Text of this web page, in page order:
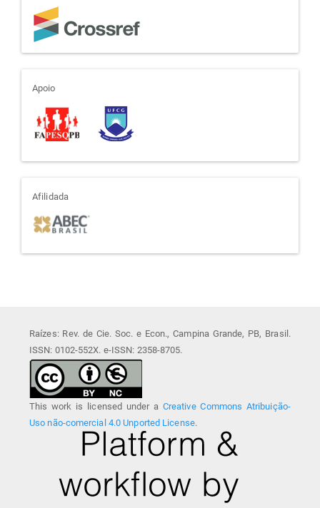
apoio
Apoio
afiliada
Afilidada
Raízes: Rev. de Cie. Soc. e Econ., Campina Grande, PB, Brasil.
ISSN: 0102-552X. e-ISSN: 2358-8705.
This work is licensed under a Creative Commons Atribuição-
Uso não-comercial 4.0 Unported License.